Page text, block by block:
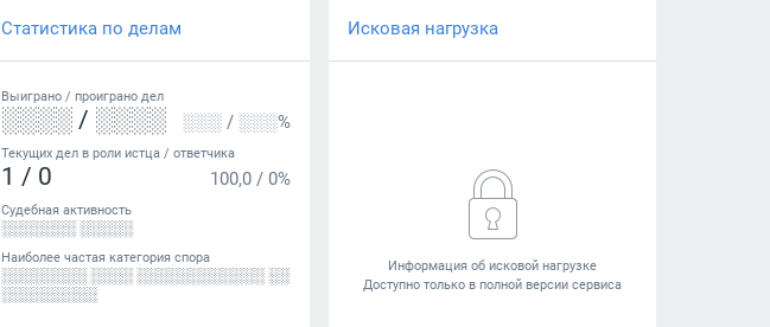
Статистика по делам
Выиграно / проиграно дел
░░░░ / ░░░░ ░░░ / ░░░%
Текущих дел в роли истца / ответчика
1 / 0 100,0 / 0%
Судебная активность
░░░░░░░ ░░░░░
Наиболее частая категория спора
░░░░░░░░ ░░░░ ░░░░░░░░░░░░ ░░
░░░░░░░░░
Исковая нагрузка